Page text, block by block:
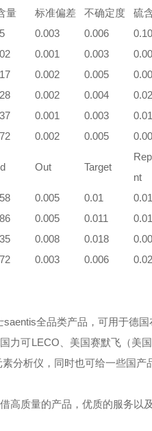
量 标准偏差 不确定度 硫
0.003 0.006
0.001 0.003
0.002 0.005
0.002 0.004
0.001 0.003
0.002 0.005
Out Target
nt
0.005 0.01
0.005 0.011
0.008 0.018
0.003 0.006
全品类产品，可用于德
力可LECO、美国赛默飞（美
分析仪，同时也可给一些国
高质量的产品，优质的服务以